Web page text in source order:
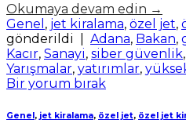
Okumaya devam edin →
Genel , jet kiralama, özel jet,
gönderildi
Adana, Bakan,
Kacır, Sanayi, siber güvenlik,
Yarışmalar, yatırımlar,
Bir yorum bırak
Genel, jet kiralama, özel jet, özel jet